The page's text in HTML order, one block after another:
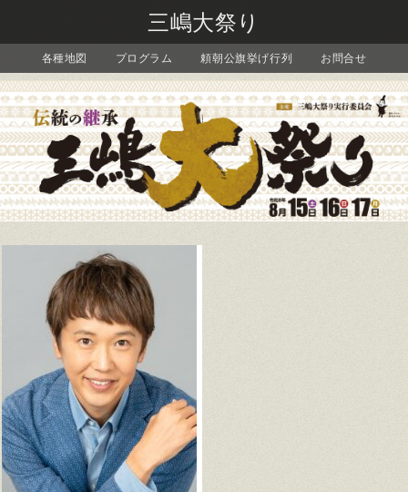
三嶋大祭り
各種地図 プログラム 頼朝公旗挙げ行列 お問合せ